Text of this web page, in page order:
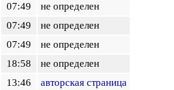
07:49
не определен
07:49
не определен
07:49
не определен
18:58
не определен
13:46
авторская страница